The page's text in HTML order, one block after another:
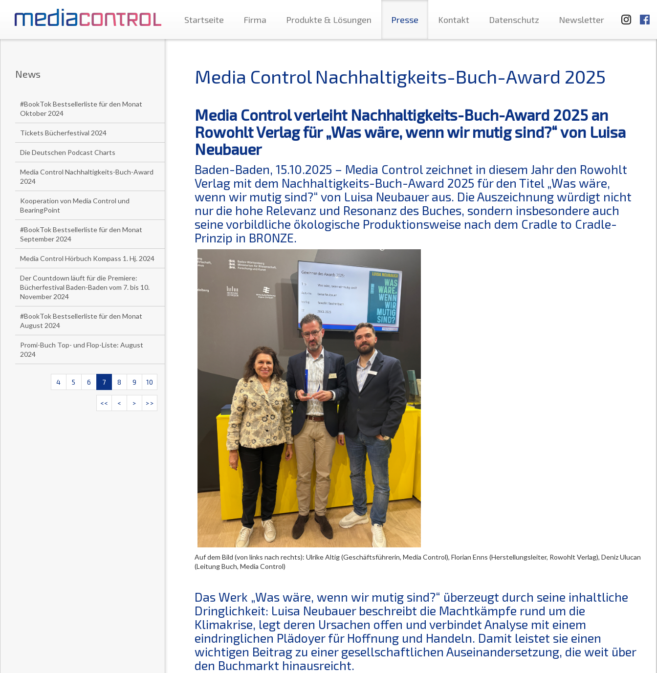
Startseite Firma Produkte & Lösungen Presse Kontakt Datenschutz Newsletter
News
#BookTok Bestsellerliste für den Monat
Oktober 2024
Tickets Bücherfestival 2024
Die Deutschen Podcast Charts
Media Control Nachhaltigkeits-Buch-Award
2024
Kooperation von Media Control und
BearingPoint
#BookTok Bestsellerliste für den Monat
September 2024
Media Control Hörbuch Kompass 1. Hj. 2024
Der Countdown läuft für die Premiere:
Bücherfestival Baden-Baden vom 7. bis 10.
November 2024
#BookTok Bestsellerliste für den Monat
August 2024
Promi-Buch Top- und Flop-Liste: August
2024
4 5 6 7 8 9 10
<< < > >>
Media Control Nachhaltigkeits-Buch-Award 2025
Media Control verleiht Nachhaltigkeits-Buch-Award 2025 an
Rowohlt Verlag für „Was wäre, wenn wir mutig sind?“ von Luisa
Neubauer
Baden-Baden, 15.10.2025 – Media Control zeichnet in diesem Jahr den Rowohlt
Verlag mit dem Nachhaltigkeits-Buch-Award 2025 für den Titel „Was wäre,
wenn wir mutig sind?“ von Luisa Neubauer aus. Die Auszeichnung würdigt nicht
nur die hohe Relevanz und Resonanz des Buches, sondern insbesondere auch
seine vorbildliche ökologische Produktionsweise nach dem Cradle to Cradle-
Prinzip in BRONZE.
Auf dem Bild (von links nach rechts): Ulrike Altig (Geschäftsführerin, Media Control), Florian Enns (Herstellungsleiter, Rowohlt Verlag), Deniz Ulucan
(Leitung Buch, Media Control)
Das Werk „Was wäre, wenn wir mutig sind?“ überzeugt durch seine inhaltliche
Dringlichkeit: Luisa Neubauer beschreibt die Machtkämpfe rund um die
Klimakrise, legt deren Ursachen offen und verbindet Analyse mit einem
eindringlichen Plädoyer für Hoffnung und Handeln. Damit leistet sie einen
wichtigen Beitrag zu einer gesellschaftlichen Auseinandersetzung, die weit über
den Buchmarkt hinausreicht.